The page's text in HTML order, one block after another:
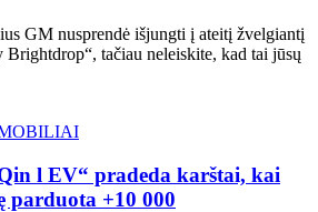
GM nusprendė išjungti į ateitį žvelgiantį
tačiau neleiskite, kad tai jūsų
l EV“ pradeda karštai, kai
parduota +10 000